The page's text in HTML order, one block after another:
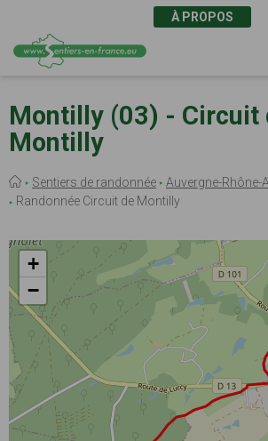
au
contenu
principal
À PROPOS
Montilly (03) - Circuit
Montilly
Fil
d'Ariane
Sentiers de randonnée Auvergne-Rhône-
Randonnée Circuit de Montilly
+
−